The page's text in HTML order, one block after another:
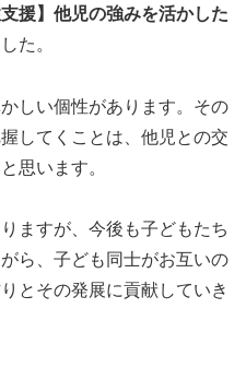
援】他児の強みを活かした
た。
しい個性があります。その
してくことは、他児との交
思います。
ますが、今後も子どもたち
ら、子ども同士がお互いの
とその発展に貢献していき